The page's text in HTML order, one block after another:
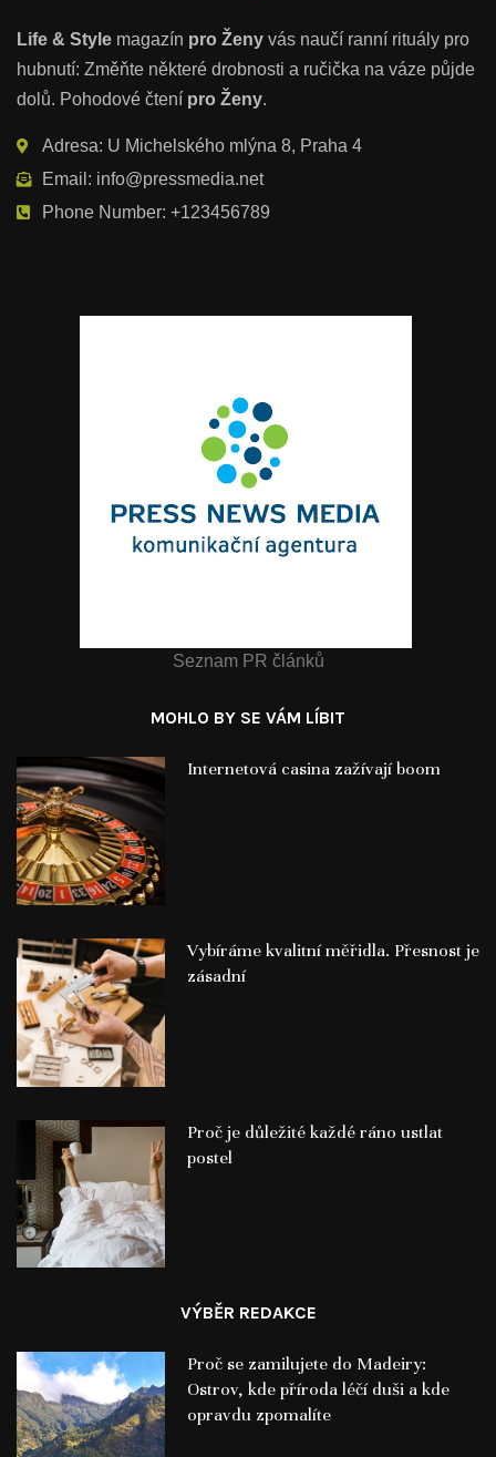
Life & Style magazín pro Ženy vás naučí ranní rituály pro
hubnutí: Změňte některé drobnosti a ručička na váze půjde
dolů. Pohodové čtení pro Ženy.
Adresa: U Michelského mlýna 8, Praha 4
Email: info@pressmedia.net
Phone Number: +123456789
Seznam PR článků
MOHLO BY SE VÁM LÍBIT
Internetová casina zažívají boom
Vybíráme kvalitní měřidla. Přesnost je
zásadní
Proč je důležité každé ráno ustlat
postel
VÝBĚR REDAKCE
Proč se zamilujete do Madeiry:
Ostrov, kde příroda léčí duši a kde
opravdu zpomalíte